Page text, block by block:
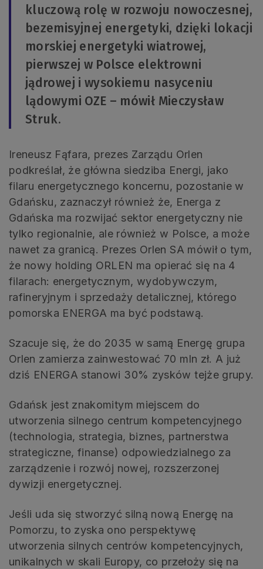
kluczową rolę w rozwoju nowoczesnej,
bezemisyjnej energetyki, dzięki lokacji
morskiej energetyki wiatrowej,
pierwszej w Polsce elektrowni
jądrowej i wysokiemu nasyceniu
lądowymi OZE – mówił Mieczysław
Struk.
Ireneusz Fąfara, prezes Zarządu Orlen
podkreślał, że główna siedziba Energi, jako
filaru energetycznego koncernu, pozostanie w
Gdańsku, zaznaczył również że, Energa z
Gdańska ma rozwijać sektor energetyczny nie
tylko regionalnie, ale również w Polsce, a może
nawet za granicą. Prezes Orlen SA mówił o tym,
że nowy holding ORLEN ma opierać się na 4
filarach: energetycznym, wydobywczym,
rafineryjnym i sprzedaży detalicznej, którego
pomorska ENERGA ma być podstawą.
Szacuje się, że do 2035 w samą Energę grupa
Orlen zamierza zainwestować 70 mln zł. A już
dziś ENERGA stanowi 30% zysków tejże grupy.
Gdańsk jest znakomitym miejscem do
utworzenia silnego centrum kompetencyjnego
(technologia, strategia, biznes, partnerstwa
strategiczne, finanse) odpowiedzialnego za
zarządzenie i rozwój nowej, rozszerzonej
dywizji energetycznej.
Jeśli uda się stworzyć silną nową Energę na
Pomorzu, to zyska ono perspektywę
utworzenia silnych centrów kompetencyjnych,
unikalnych w skali Europy, co przełoży się na